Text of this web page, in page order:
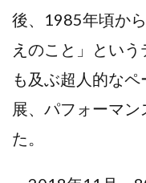
後、1985年頃か
えのこと」とい
も及ぶ超人的な
展、パフォーマ
た。